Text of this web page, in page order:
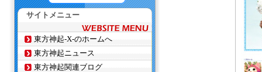
サイトメニュー
東方神起-X-のホームへ
東方神起ニュース
東方神起関連ブログ